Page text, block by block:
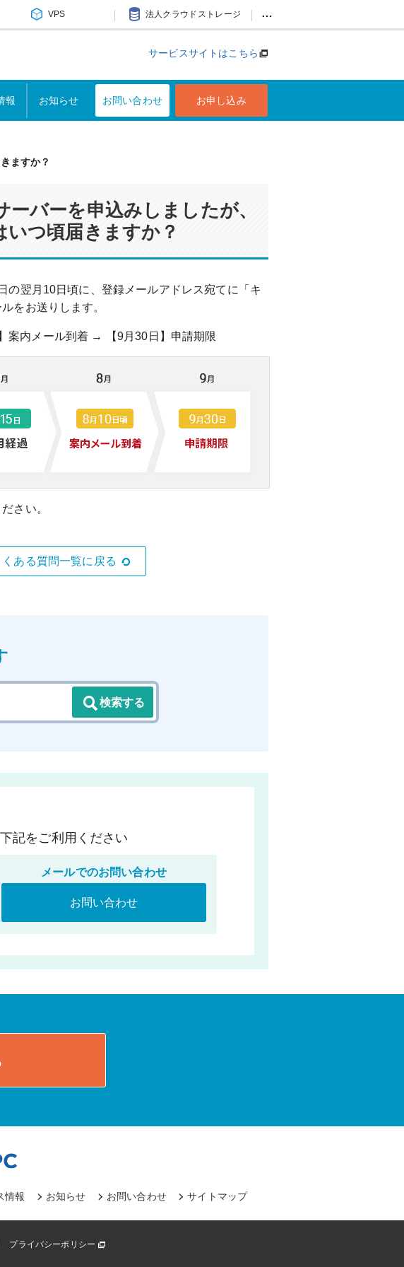
VPS 法人クラウドストレージ …
サービスサイトはこちら
報 お知らせ お問い合わせ お申し込み
ますか？
バーを申込みしましたが、
つ頃届きますか？
の翌月10日頃に、登録メールアドレス宛てに「キ
をお送りします。
案内メール到着 → 【9月30日】申請期限
さい。
くある質問一覧に戻る
検索する
記をご利用ください
メールでのお問い合わせ
お問い合わせ
情報 お知らせ お問い合わせ サイトマップ
プライバシーポリシー